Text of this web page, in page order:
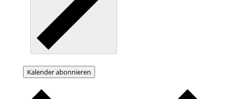
Kalender abonnieren